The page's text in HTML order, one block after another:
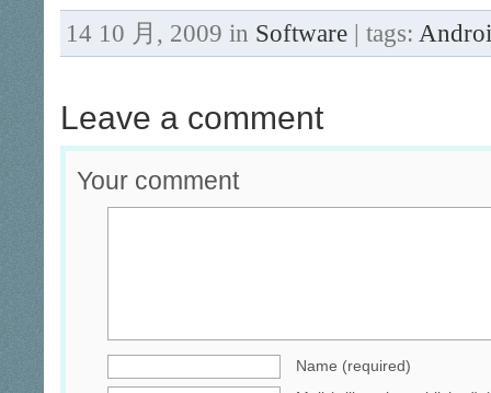
14 10 月, 2009 in Software | tags:
Leave a comment
Your comment
Name (required)